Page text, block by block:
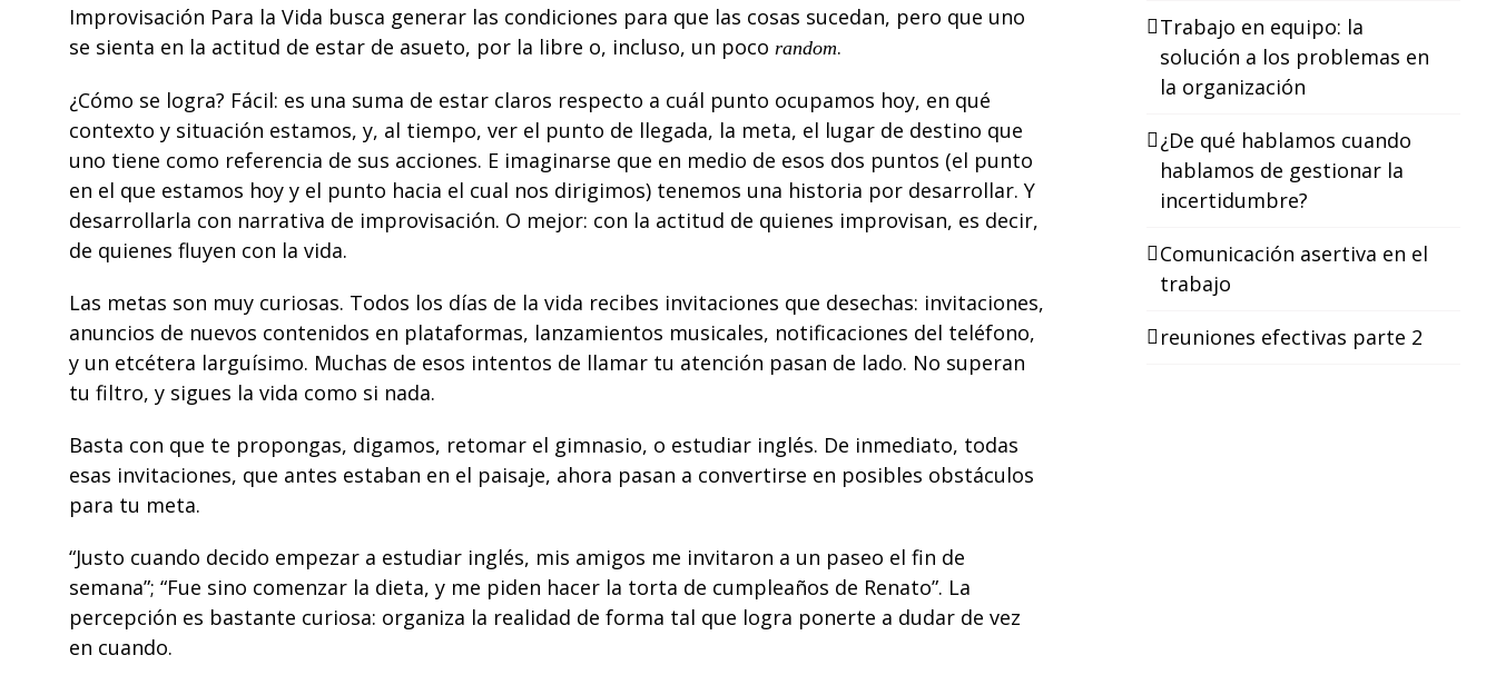
Improvisación Para la Vida busca generar las condiciones para que las cosas sucedan, pero que uno
se sienta en la actitud de estar de asueto, por la libre o, incluso, un poco random.
¿Cómo se logra? Fácil: es una suma de estar claros respecto a cuál punto ocupamos hoy, en qué
contexto y situación estamos, y, al tiempo, ver el punto de llegada, la meta, el lugar de destino que
uno tiene como referencia de sus acciones. E imaginarse que en medio de esos dos puntos (el punto
en el que estamos hoy y el punto hacia el cual nos dirigimos) tenemos una historia por desarrollar. Y
desarrollarla con narrativa de improvisación. O mejor: con la actitud de quienes improvisan, es decir,
de quienes fluyen con la vida.
Las metas son muy curiosas. Todos los días de la vida recibes invitaciones que desechas: invitaciones,
anuncios de nuevos contenidos en plataformas, lanzamientos musicales, notificaciones del teléfono,
y un etcétera larguísimo. Muchas de esos intentos de llamar tu atención pasan de lado. No superan
tu filtro, y sigues la vida como si nada.
Basta con que te propongas, digamos, retomar el gimnasio, o estudiar inglés. De inmediato, todas
esas invitaciones, que antes estaban en el paisaje, ahora pasan a convertirse en posibles obstáculos
para tu meta.
“Justo cuando decido empezar a estudiar inglés, mis amigos me invitaron a un paseo el fin de
semana”; “Fue sino comenzar la dieta, y me piden hacer la torta de cumpleaños de Renato”. La
percepción es bastante curiosa: organiza la realidad de forma tal que logra ponerte a dudar de vez
en cuando.
Trabajo en equipo: la
solución a los problemas en
la organización
¿De qué hablamos cuando
hablamos de gestionar la
incertidumbre?
Comunicación asertiva en el
trabajo
reuniones efectivas parte 2